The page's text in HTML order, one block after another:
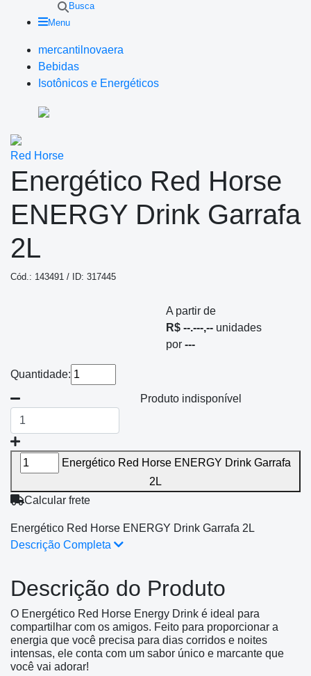
Busca
Menu
mercantilnovaera
Bebidas
Isotônicos e Energéticos
Red Horse
Energético Red Horse
ENERGY Drink Garrafa
2L
Cód.: 143491 / ID: 317445
A partir de
R$ --.---,-- unidades
por ---
Quantidade:
Produto indisponível
Energético Red Horse ENERGY Drink Garrafa
2L
Calcular frete
Energético Red Horse ENERGY Drink Garrafa 2L
Descrição Completa
Descrição do Produto
O Energético Red Horse Energy Drink é ideal para
compartilhar com os amigos. Feito para proporcionar a
energia que você precisa para dias corridos e noites
intensas, ele conta com um sabor único e marcante que
você vai adorar!